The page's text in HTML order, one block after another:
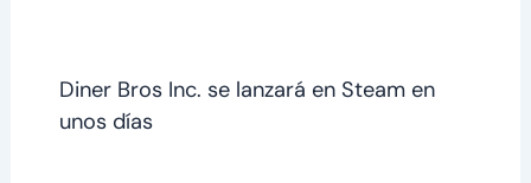
Diner Bros Inc. se lanzará en Steam en
unos días